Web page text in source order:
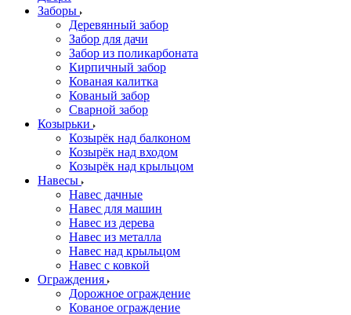
Заборы
Деревянный забор
Забор для дачи
Забор из поликарбоната
Кирпичный забор
Кованая калитка
Кованый забор
Сварной забор
Козырьки
Козырёк над балконом
Козырёк над входом
Козырёк над крыльцом
Навесы
Навес дачные
Навес для машин
Навес из дерева
Навес из металла
Навес над крыльцом
Навес с ковкой
Ограждения
Дорожное ограждение
Кованое ограждение